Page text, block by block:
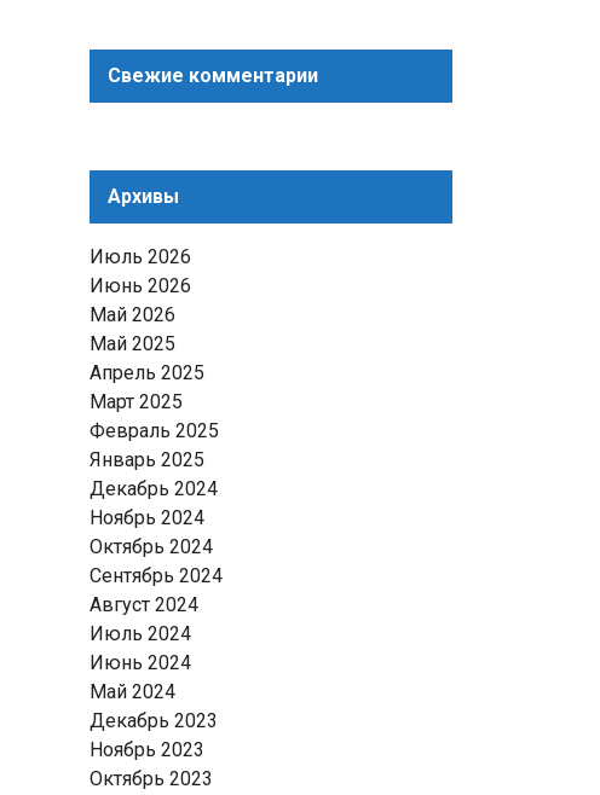
Свежие комментарии
Архивы
Июль 2026
Июнь 2026
Май 2026
Май 2025
Апрель 2025
Март 2025
Февраль 2025
Январь 2025
Декабрь 2024
Ноябрь 2024
Октябрь 2024
Сентябрь 2024
Август 2024
Июль 2024
Июнь 2024
Май 2024
Декабрь 2023
Ноябрь 2023
Октябрь 2023